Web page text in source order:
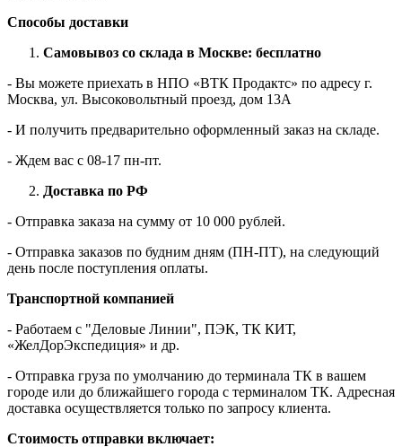
Способы доставки
Самовывоз со склада в Москве: бесплатно
- Вы можете приехать в НПО «ВТК Продактс» по адресу г.
Москва, ул. Высоковольтный проезд, дом 13А
- И получить предварительно оформленный заказ на складе.
- Ждем вас c 08-17 пн-пт.
Доставка по РФ
- Отправка заказа на сумму от 10 000 рублей.
- Отправка заказов по будним дням (ПН-ПТ), на следующий
день после поступления оплаты.
Транспортной компанией
- Работаем с "Деловые Линии", ПЭК, ТК КИТ,
«ЖелДорЭкспедиция» и др.
- Отправка груза по умолчанию до терминала ТК в вашем
городе или до ближайшего города с терминалом ТК. Адресная
доставка осуществляется только по запросу клиента.
Стоимость отправки включает: